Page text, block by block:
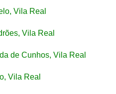
Vila Real
Vila Real
de Cunhos, Vila Real
Vila Real